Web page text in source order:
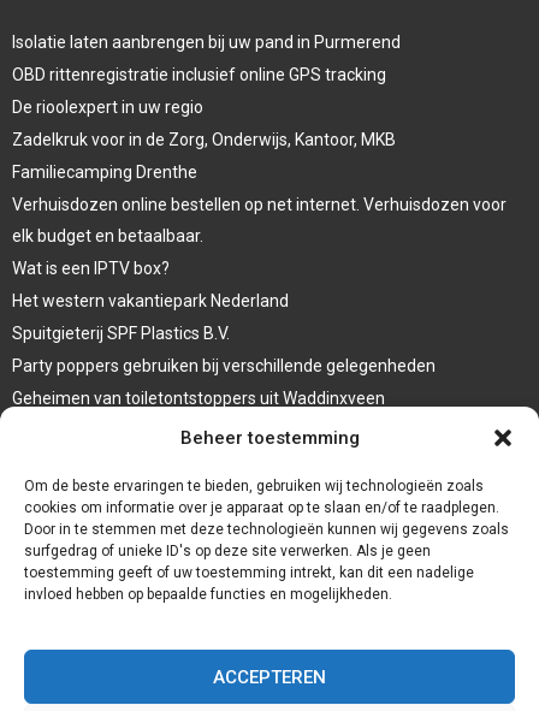
Beheer toestemming
Om de beste ervaringen te bieden, gebruiken wij technologieën zoals
cookies om informatie over je apparaat op te slaan en/of te raadplegen.
Door in te stemmen met deze technologieën kunnen wij gegevens zoals
surfgedrag of unieke ID's op deze site verwerken. Als je geen
toestemming geeft of uw toestemming intrekt, kan dit een nadelige
invloed hebben op bepaalde functies en mogelijkheden.
ACCEPTEREN
Isolatie laten aanbrengen bij uw pand in Purmerend
OBD rittenregistratie inclusief online GPS tracking
De rioolexpert in uw regio
Zadelkruk voor in de Zorg, Onderwijs, Kantoor, MKB
Familiecamping Drenthe
Verhuisdozen online bestellen op net internet. Verhuisdozen voor
elk budget en betaalbaar.
Wat is een IPTV box?
Het western vakantiepark Nederland
Spuitgieterij SPF Plastics B.V.
Party poppers gebruiken bij verschillende gelegenheden
Geheimen van toiletontstoppers uit Waddinxveen
Vormen van terrasaankleding